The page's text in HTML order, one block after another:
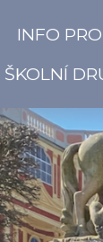
INFO
ŠKOLNÍ